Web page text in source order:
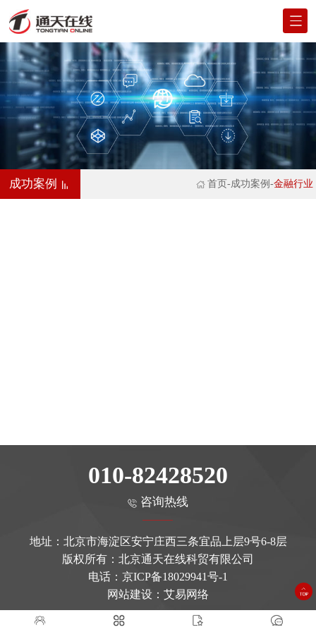
首页 -成功案例-金融行业
成功案例
010-82428520
咨询热线
地址：北京市海淀区安宁庄西三条宜品上层9号6-8层
版权所有：北京通天在线科贸有限公司
电话： 京ICP备18029941号-1
网站建设 ：艾易网络